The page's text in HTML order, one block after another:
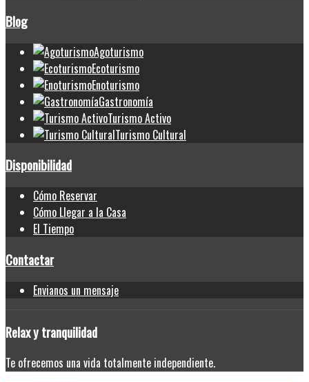
Blog
Agoturismo
Ecoturismo
Enoturismo
Gastronomía
Turismo Activo
Turismo Cultural
Disponibilidad
Cómo Reservar
Cómo Llegar a la Casa
El Tiempo
Contactar
Envianos un mensaje
Relaxy tranquilidad
Te ofrecemos una vida totalmente independiente.